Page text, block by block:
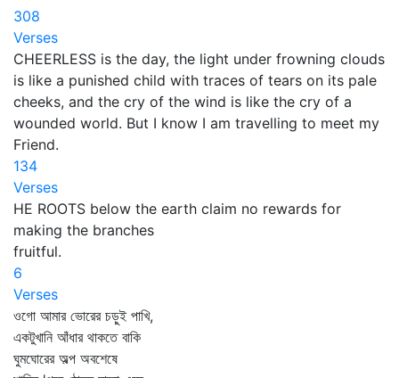
308
Verses
CHEERLESS is the day, the light under frowning clouds
is like a punished child with traces of tears on its pale
cheeks, and the cry of the wind is like the cry of a
wounded world. But I know I am travelling to meet my
Friend.
134
Verses
HE ROOTS below the earth claim no rewards for
making the branches
fruitful.
6
Verses
ওগো আমার ভোরের চড়ুই পাখি,
একটুখানি আঁধার থাকতে বাকি
ঘুমঘোরের অল্প অবশেষে